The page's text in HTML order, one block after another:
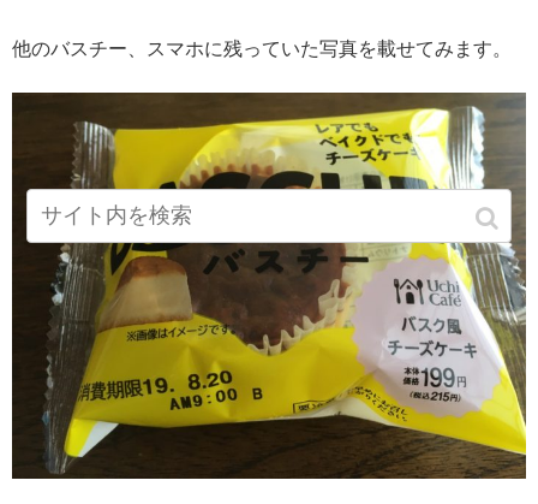
他のバスチー、スマホに残っていた写真を載せてみます。